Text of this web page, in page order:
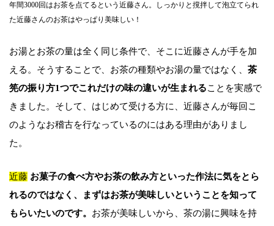
年間3000回はお茶を点てるという近藤さん。しっかりと撹拌して泡立てられ
た近藤さんのお茶はやっぱり美味しい！
お湯とお茶の量は全く同じ条件で、そこに近藤さんが手を加
える。そうすることで、お茶の種類やお湯の量ではなく、 茶
筅の振り方1つでこれだけの味の違いが生まれることを実感で
きました。そして、はじめて受ける方に、近藤さんが毎回こ
のようなお稽古を行なっているのにはある理由がありまし
た。
近藤 お菓子の食べ方やお茶の飲み方といった作法に気をとら
れるのではなく、まずはお茶が美味しいということを知って
もらいたいのです。 お茶が美味しいから、茶の湯に興味を持